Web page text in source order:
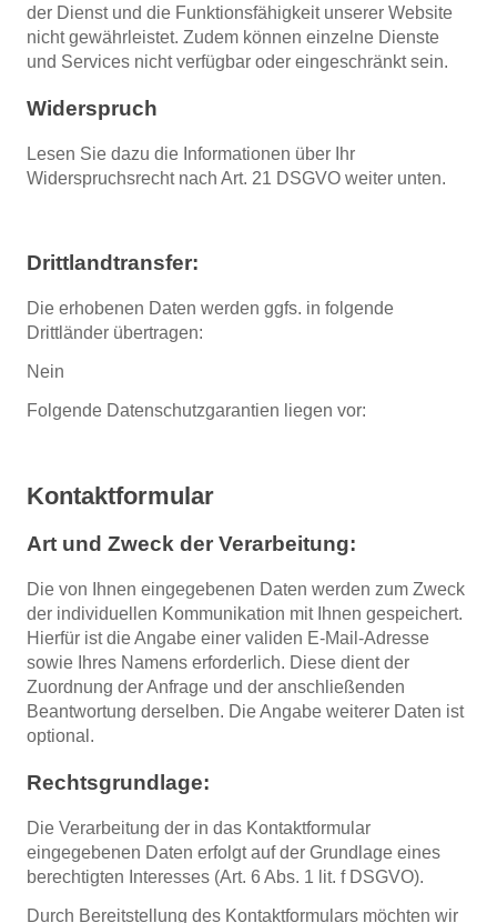
der Dienst und die Funktionsfähigkeit unserer Website
nicht gewährleistet. Zudem können einzelne Dienste
und Services nicht verfügbar oder eingeschränkt sein.
Widerspruch
Lesen Sie dazu die Informationen über Ihr
Widerspruchsrecht nach Art. 21 DSGVO weiter unten.
Drittlandtransfer:
Die erhobenen Daten werden ggfs. in folgende
Drittländer übertragen:
Nein
Folgende Datenschutzgarantien liegen vor:
Kontaktformular
Art und Zweck der Verarbeitung:
Die von Ihnen eingegebenen Daten werden zum Zweck
der individuellen Kommunikation mit Ihnen gespeichert.
Hierfür ist die Angabe einer validen E-Mail-Adresse
sowie Ihres Namens erforderlich. Diese dient der
Zuordnung der Anfrage und der anschließenden
Beantwortung derselben. Die Angabe weiterer Daten ist
optional.
Rechtsgrundlage:
Die Verarbeitung der in das Kontaktformular
eingegebenen Daten erfolgt auf der Grundlage eines
berechtigten Interesses (Art. 6 Abs. 1 lit. f DSGVO).
Durch Bereitstellung des Kontaktformulars möchten wir